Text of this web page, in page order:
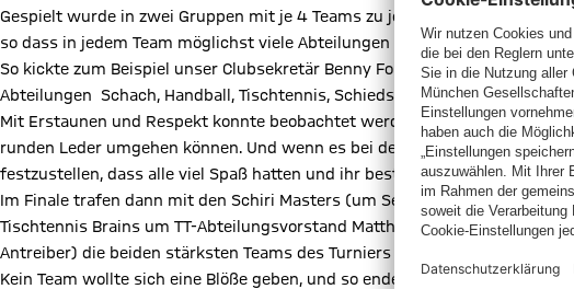
Gespielt wurde in zwei Gruppen mit je 4 Teams zu je 8 Spieler/innen.
so dass in jedem Team möglichst viele Abteilungen vertreten waren.
So kickte zum Beispiel unser Clubsekretär Benny Folkmann mit viel
Abteilungen Schach, Handball, Tischtennis, Schiedsrichter und Senioren-
Mit Erstaunen und Respekt konnte beobachtet werden, wie gut viele
runden Leder umgehen können. Und wenn es bei dem einen oder
festzustellen, dass alle viel Spaß hatten und ihr bestes gaben.
Im Finale trafen dann mit den Schiri Masters (um Semih Mus und Martin
Tischtennis Brains um TT-Abteilungsvorstand Matthias Stein (mit u.a. Ka
Antreiber) die beiden stärksten Teams des Turniers aufeinander.
Kein Team wollte sich eine Blöße geben, und so endete das Finale mit